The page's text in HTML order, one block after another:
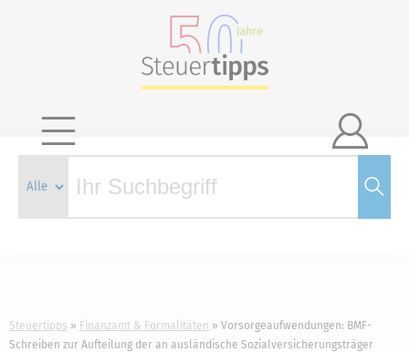

Steuertipps Finanzamt & Formalitäten
Vorsorgeaufwendungen: BMF-
Schreiben zur Aufteilung der an ausländische Sozialversicherungsträger